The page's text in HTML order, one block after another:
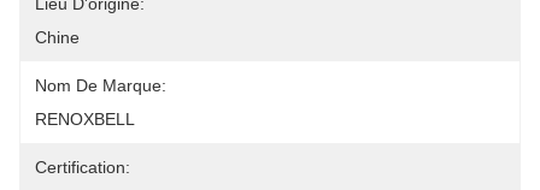
Chine
Nom De Marque:
RENOXBELL
Certification: